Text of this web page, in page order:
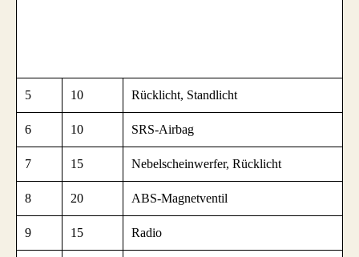
5 10 Rücklicht, Standlicht
6 10 SRS-Airbag
7 15 Nebelscheinwerfer, Rücklicht
8 20 ABS-Magnetventil
9 15 Radio